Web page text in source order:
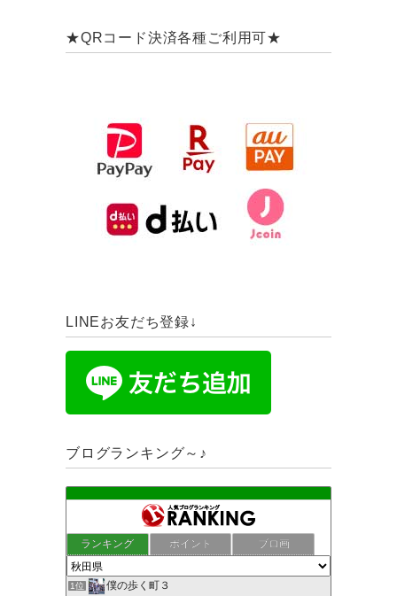
★QRコード決済各種ご利用可★
LINEお友だち登録↓
ブログランキング～♪
ランキング ポイント ブロ画
1位 僕の歩く町３